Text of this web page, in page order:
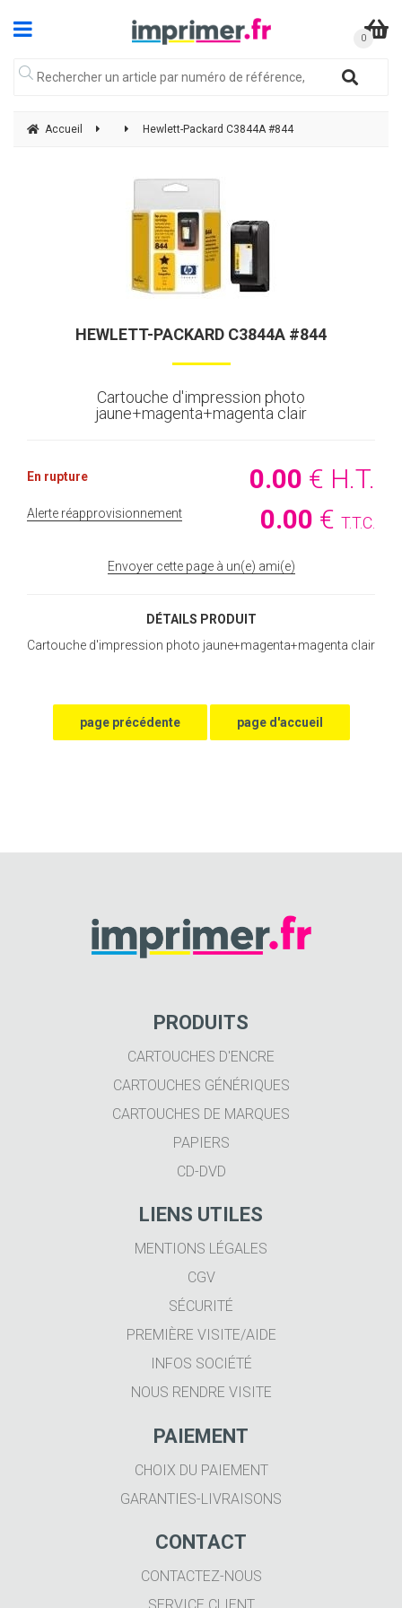
Accueil Hewlett-Packard C3844A #844
HEWLETT-PACKARD C3844A #844
Cartouche d'impression photo
jaune+magenta+magenta clair
0.00 € H.T.
0.00 € T.T.C.
En rupture
Alerte réapprovisionnement
Envoyer cette page à un(e) ami(e)
DÉTAILS PRODUIT
Cartouche d'impression photo jaune+magenta+magenta clair
PRODUITS
CARTOUCHES D'ENCRE
CARTOUCHES GÉNÉRIQUES
CARTOUCHES DE MARQUES
PAPIERS
CD-DVD
LIENS UTILES
MENTIONS LÉGALES
CGV
SÉCURITÉ
PREMIÈRE VISITE/AIDE
INFOS SOCIÉTÉ
NOUS RENDRE VISITE
PAIEMENT
CHOIX DU PAIEMENT
GARANTIES-LIVRAISONS
CONTACT
CONTACTEZ-NOUS